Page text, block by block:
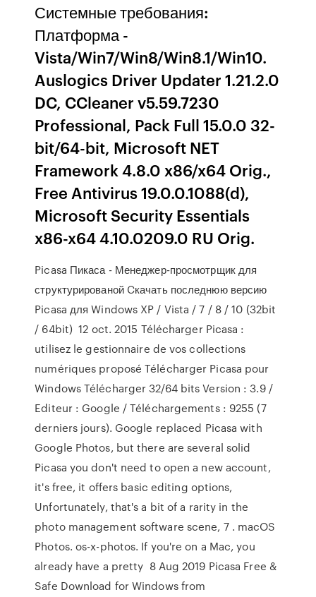
Системные требования:
Платформа -
Vista/Win7/Win8/Win8.1/Win10.
Auslogics Driver Updater 1.21.2.0
DC, CCleaner v5.59.7230
Professional, Pack Full 15.0.0 32-
bit/64-bit, Microsoft NET
Framework 4.8.0 x86/x64 Orig.,
Free Antivirus 19.0.0.1088(d),
Microsoft Security Essentials
x86-x64 4.10.0209.0 RU Orig.
Picasa Пикаса - Менеджер-просмотрщик для
структурированой Cкачать последнюю версию
Picasa для Windows XP / Vista / 7 / 8 / 10 (32bit
/ 64bit) 12 oct. 2015 Télécharger Picasa :
utilisez le gestionnaire de vos collections
numériques proposé Télécharger Picasa pour
Windows Télécharger 32/64 bits Version : 3.9 /
Editeur : Google / Téléchargements : 9255 (7
derniers jours). Google replaced Picasa with
Google Photos, but there are several solid
Picasa you don't need to open a new account,
it's free, it offers basic editing options,
Unfortunately, that's a bit of a rarity in the
photo management software scene, 7 . macOS
Photos. os-x-photos. If you're on a Mac, you
already have a pretty 8 Aug 2019 Picasa Free &
Safe Download for Windows from